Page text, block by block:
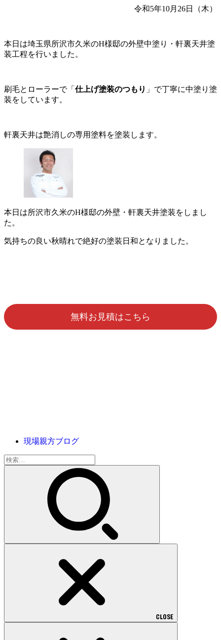
令和5年10月26日（木）
本日は埼玉県所沢市久米のH様邸の外壁中塗り・軒裏天井塗
装工程を行いました。
刷毛とローラーで「 仕上げ塗装のつもり 」で丁寧に中塗り塗
装をしています。
軒裏天井は艶消しの専用塗料を塗装します。
本日は所沢市久米のH様邸の外壁・軒裏天井塗装をしまし
た。
気持ちの良い秋晴れで絶好の塗装日和となりました。
無料お見積はこちら
現場親方ブログ
検
索:
CLOSE